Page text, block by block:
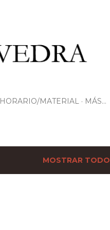
HORARIO/MATERIAL MÁS…
MOSTRAR TODO